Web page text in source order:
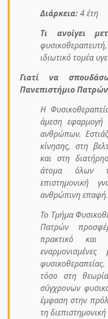
Διάρκεια:4 έτη
Τι ανοίγει
ιδιωτικό τομέα
Γιατί να
Πανεπιστήμιο
Η
άμεση
ανθρώπων.
κίνησης, στη
και στη
άτομα όλων
επιστημονική
ανθρώπινη επαφή.
Το Τμήμα
Πατρών
πρακτικό και
τόσο στη
σύγχρονων
έμφαση στην
τη